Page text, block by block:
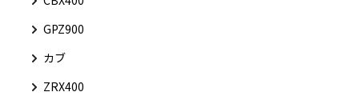
GPZ900
カブ
ZRX400